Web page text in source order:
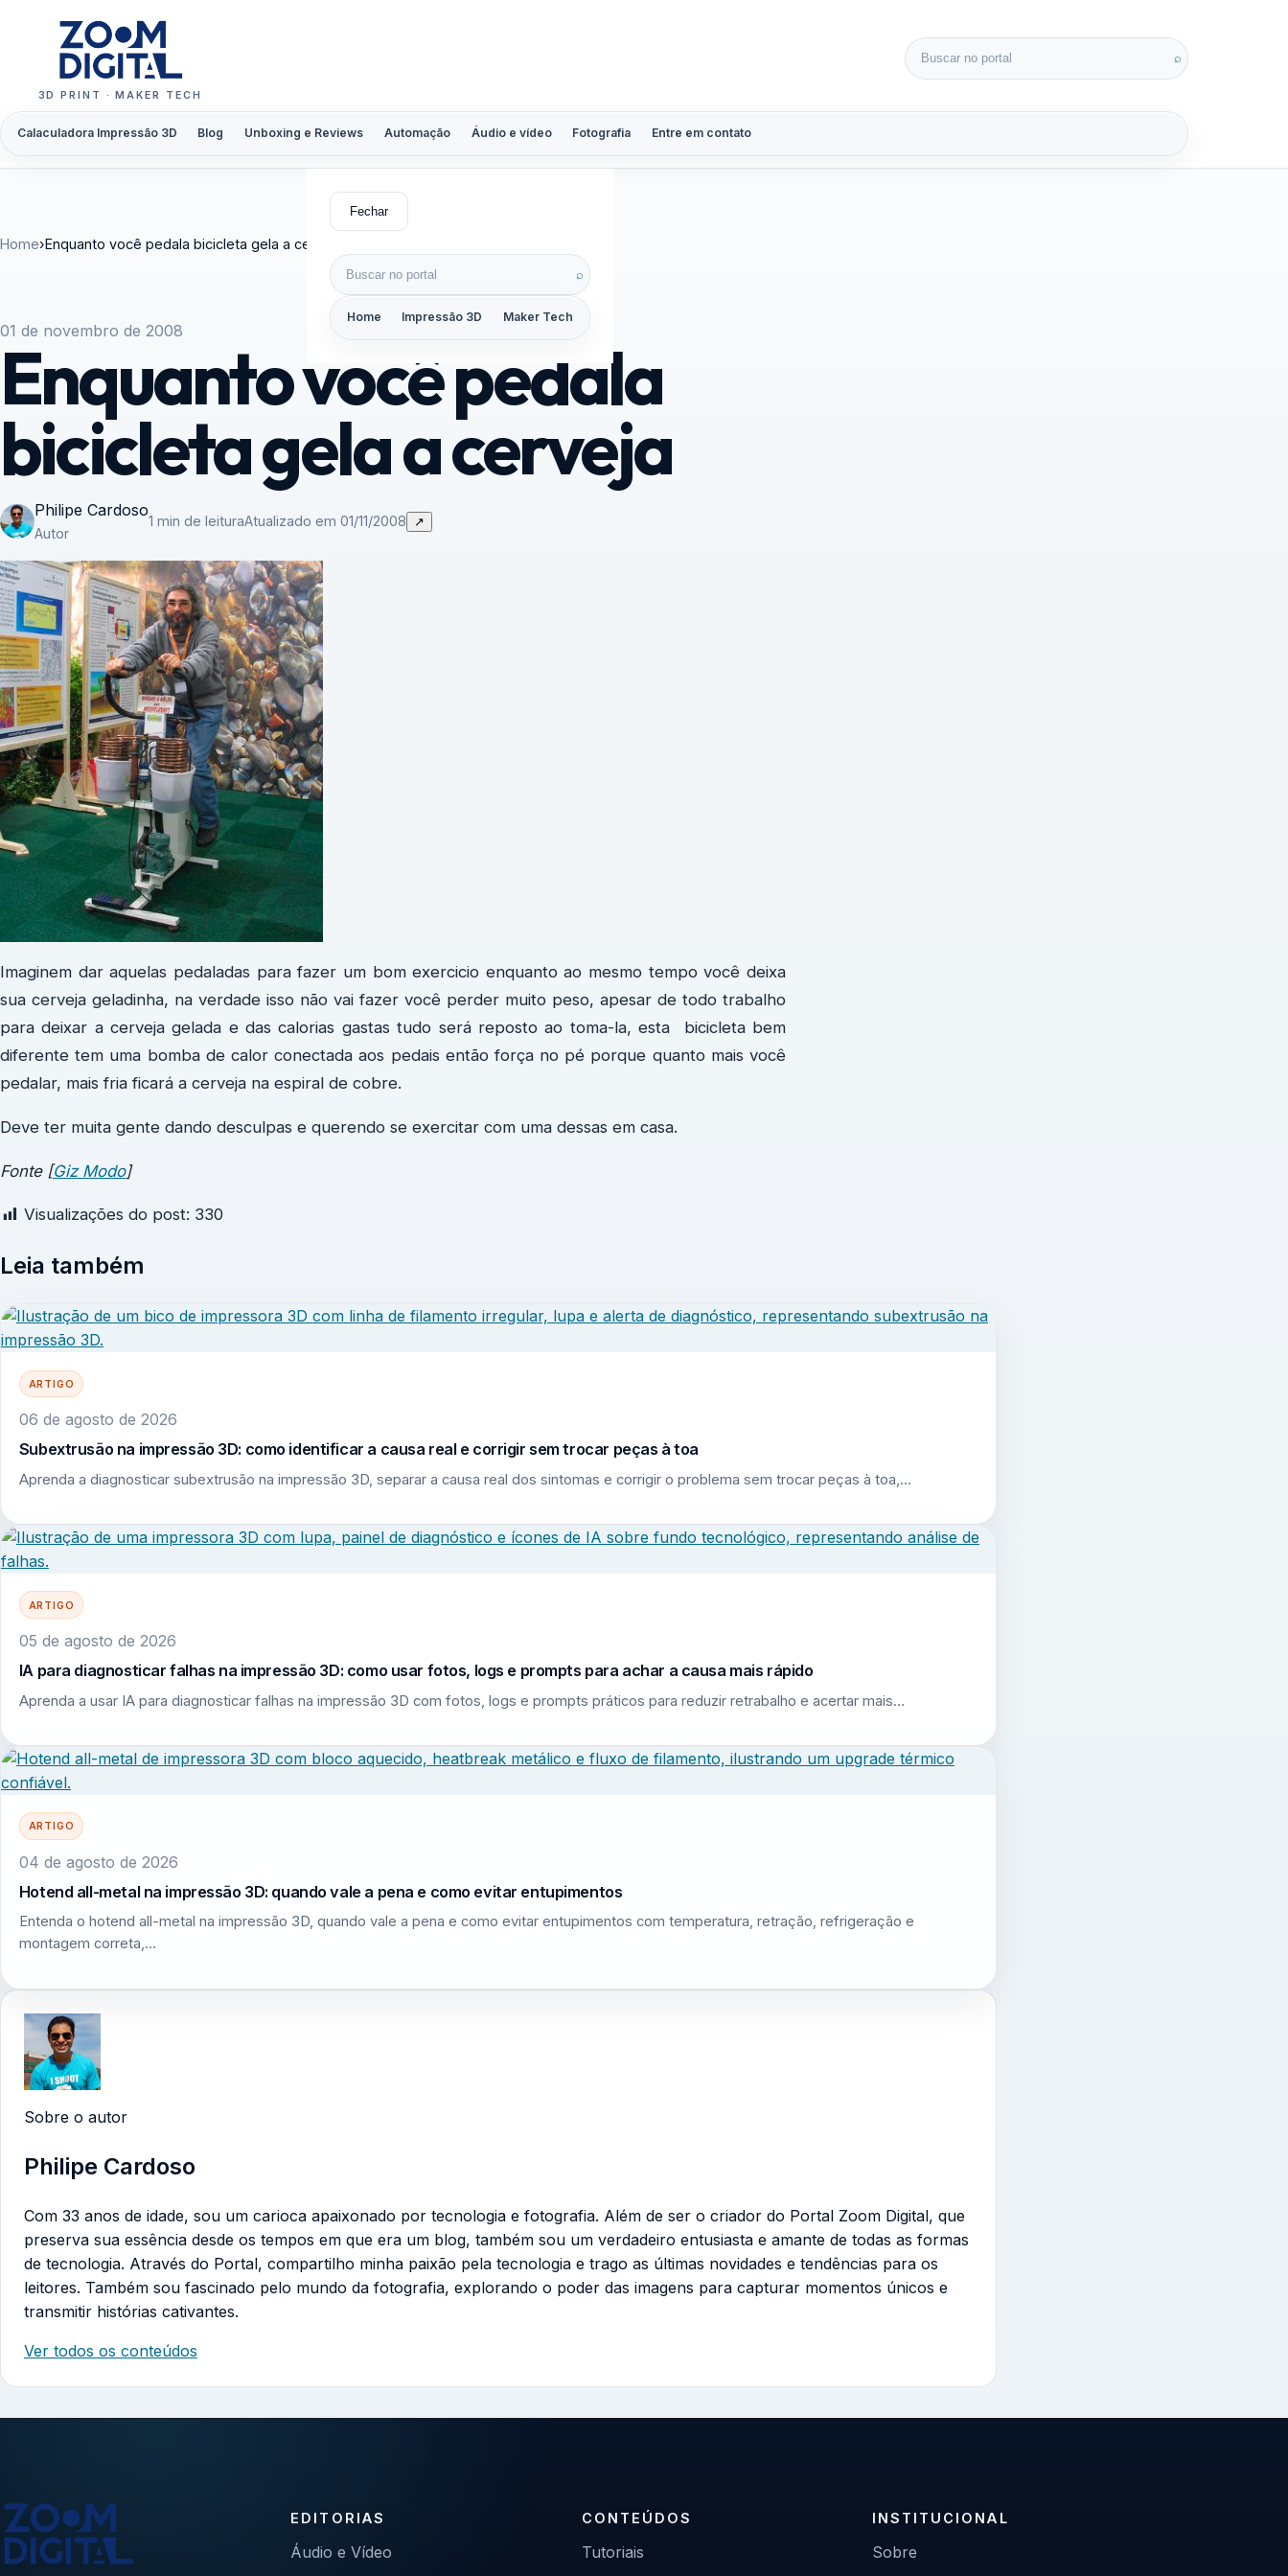
3D PRINT · MAKER TECH
Calaculadora Impressão 3D Blog Unboxing e Reviews Automação Áudio e vídeo Fotografia Entre em contato
Buscar por: ⌕
Fechar
Buscar por: ⌕
Home Impressão 3D Maker Tech
Home›Enquanto você pedala bicicleta gela a cerveja
01 de novembro de 2008
Enquanto você pedala
bicicleta gela a cerveja
Philipe Cardoso
Autor
1 min de leituraAtualizado em 01/11/2008 ↗
Imaginem dar aquelas pedaladas para fazer um bom exercicio enquanto ao mesmo tempo você deixa
sua cerveja geladinha, na verdade isso não vai fazer você perder muito peso, apesar de todo trabalho
para deixar a cerveja gelada e das calorias gastas tudo será reposto ao toma-la, esta bicicleta bem
diferente tem uma bomba de calor conectada aos pedais então força no pé porque quanto mais você
pedalar, mais fria ficará a cerveja na espiral de cobre.
Deve ter muita gente dando desculpas e querendo se exercitar com uma dessas em casa.
Fonte [Giz Modo]
Visualizações do post: 330
Leia também
ARTIGO
06 de agosto de 2026
Subextrusão na impressão 3D: como identificar a causa real e corrigir sem trocar peças à toa
Aprenda a diagnosticar subextrusão na impressão 3D, separar a causa real dos sintomas e corrigir o problema sem trocar peças à toa,…
ARTIGO
05 de agosto de 2026
IA para diagnosticar falhas na impressão 3D: como usar fotos, logs e prompts para achar a causa mais rápido
Aprenda a usar IA para diagnosticar falhas na impressão 3D com fotos, logs e prompts práticos para reduzir retrabalho e acertar mais…
ARTIGO
04 de agosto de 2026
Hotend all-metal na impressão 3D: quando vale a pena e como evitar entupimentos
Entenda o hotend all-metal na impressão 3D, quando vale a pena e como evitar entupimentos com temperatura, retração, refrigeração e
montagem correta,…
Sobre o autor
Philipe Cardoso
Com 33 anos de idade, sou um carioca apaixonado por tecnologia e fotografia. Além de ser o criador do Portal Zoom Digital, que
preserva sua essência desde os tempos em que era um blog, também sou um verdadeiro entusiasta e amante de todas as formas
de tecnologia. Através do Portal, compartilho minha paixão pela tecnologia e trago as últimas novidades e tendências para os
leitores. Também sou fascinado pelo mundo da fotografia, explorando o poder das imagens para capturar momentos únicos e
transmitir histórias cativantes.
Ver todos os conteúdos
EDITORIAS
Áudio e Vídeo
CONTEÚDOS
Tutoriais
INSTITUCIONAL
Sobre